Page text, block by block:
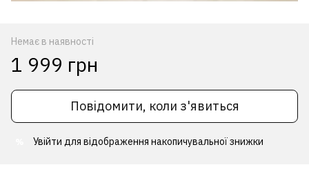
Немає в наявності
1 999 грн
Повідомити, коли з'явиться
Увійти для відображення накопичувальної знижки